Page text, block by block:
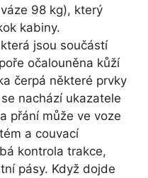
98 kg), který
kabiny.
jsou součástí
očalouněna kůží
čerpá některé prvky
nachází ukazatele
přání může ve voze
a couvací
kontrola trakce,
pásy. Když dojde